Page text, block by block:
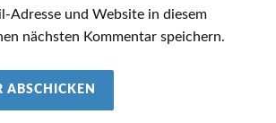
Adresse und Website in diesem
nächsten Kommentar speichern.